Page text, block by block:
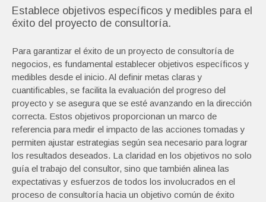
Establece objetivos específicos y medibles para el
éxito del proyecto de consultoría.
Para garantizar el éxito de un proyecto de consultoría de
negocios, es fundamental establecer objetivos específicos y
medibles desde el inicio. Al definir metas claras y
cuantificables, se facilita la evaluación del progreso del
proyecto y se asegura que se esté avanzando en la dirección
correcta. Estos objetivos proporcionan un marco de
referencia para medir el impacto de las acciones tomadas y
permiten ajustar estrategias según sea necesario para lograr
los resultados deseados. La claridad en los objetivos no solo
guía el trabajo del consultor, sino que también alinea las
expectativas y esfuerzos de todos los involucrados en el
proceso de consultoría hacia un objetivo común de éxito